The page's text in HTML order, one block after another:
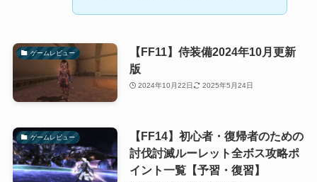
ゲームレビュー
【FF11】侍装備2024年10月更新
版
2024年10月22日 2025年5月24日
ゲームレビュー
【FF14】初心者・復帰者のための
討伐討滅ルーレット全ボス攻略ポ
イント一覧【予習・復習】